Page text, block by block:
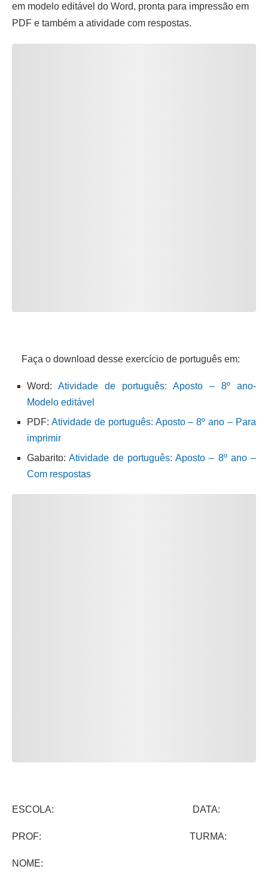
em modelo editável do Word, pronta para impressão em
PDF e também a atividade com respostas.
Faça o download desse exercício de português em:
Word: Atividade de português: Aposto – 8º ano-
Modelo editável
PDF: Atividade de português: Aposto – 8º ano – Para
imprimir
Gabarito:Atividade de português: Aposto – 8º ano –
Com respostas
ESCOLA: DATA:
PROF: TURMA:
NOME: